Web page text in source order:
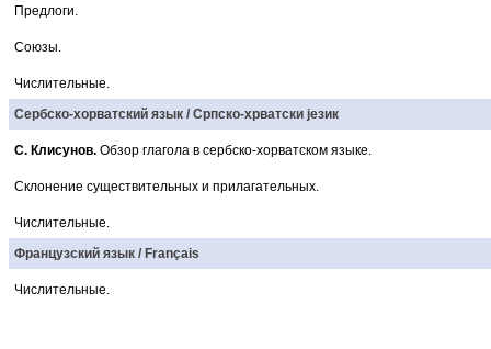
Предлоги.
Союзы.
Числительные.
Сербско-хорватский язык / Српско-хрватски jезик
С. Клисунов. Обзор глагола в сербско-хорватском языке.
Склонение существительных и прилагательных.
Числительные.
Французский язык / Français
Числительные.